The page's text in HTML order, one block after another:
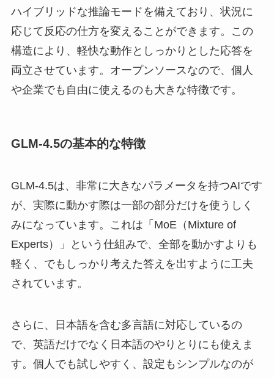
ハイブリッドな推論モードを備えており、状況に
応じて反応の仕方を変えることができます。この
構造により、軽快な動作としっかりとした応答を
両立させています。オープンソースなので、個人
や企業でも自由に使えるのも大きな特徴です。
GLM‑4.5の基本的な特徴
GLM‑4.5は、非常に大きなパラメータを持つAIです
が、実際に動かす際は一部の部分だけを使うしく
みになっています。これは「MoE（Mixture of
Experts）」という仕組みで、全部を動かすよりも
軽く、でもしっかり考えた答えを出すように工夫
されています。
さらに、日本語を含む多言語に対応しているの
で、英語だけでなく日本語のやりとりにも使えま
す。個人でも試しやすく、設定もシンプルなのが